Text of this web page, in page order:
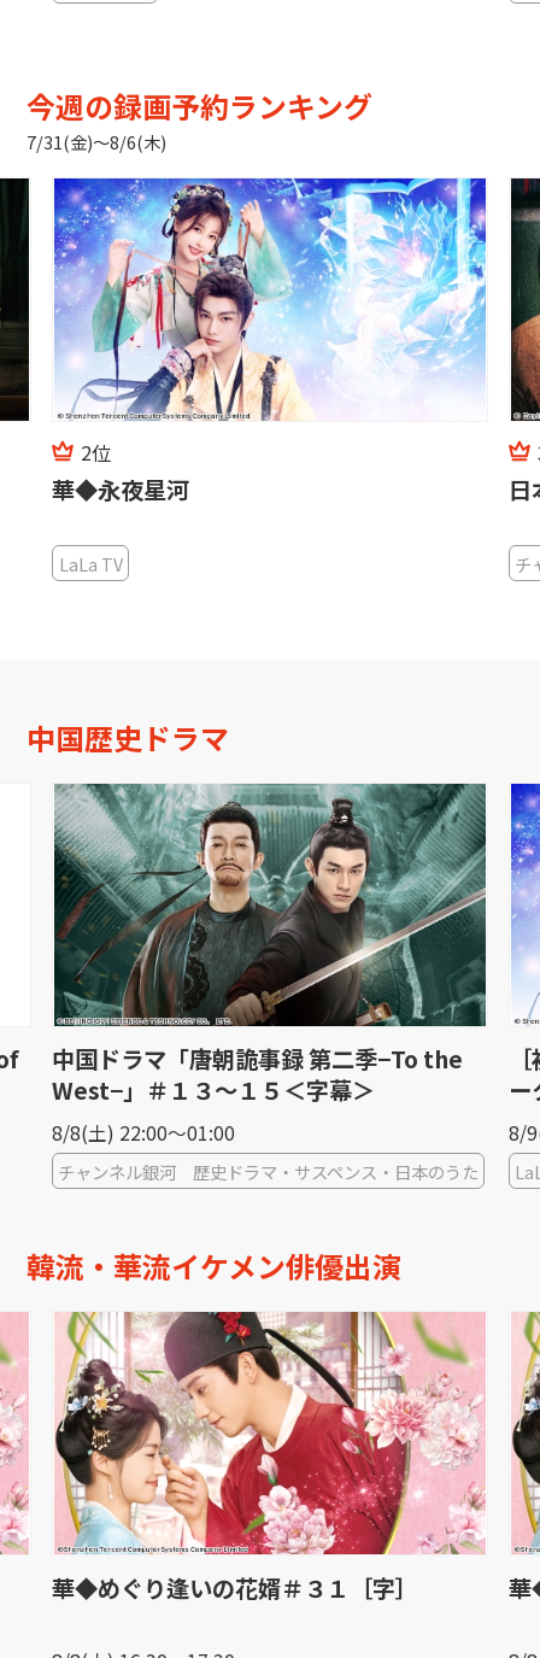
今週の録画予約ランキング
7/31(金)〜8/6(木)
2位
華◆永夜星河
LaLa TV チ
中国歴史ドラマ
中国ドラマ「唐朝詭事録 第二季−To the
West−」＃１３〜１５＜字幕＞
8/8(土) 22:00〜01:00
チャンネル銀河 歴史ドラマ・サスペンス・日本のうた
ー
8/
韓流・華流イケメン俳優出演
華◆めぐり逢いの花婿＃３１［字］ 華